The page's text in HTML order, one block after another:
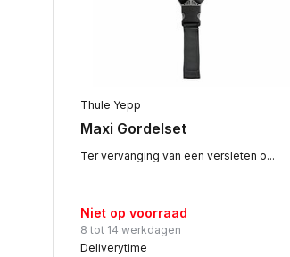
Thule Yepp
Maxi Gordelset
Ter vervanging van een versleten o...
Niet op voorraad
8 tot 14 werkdagen
Deliverytime